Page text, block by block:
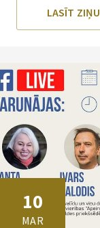
LASĪT ZIŅU
10
MAR